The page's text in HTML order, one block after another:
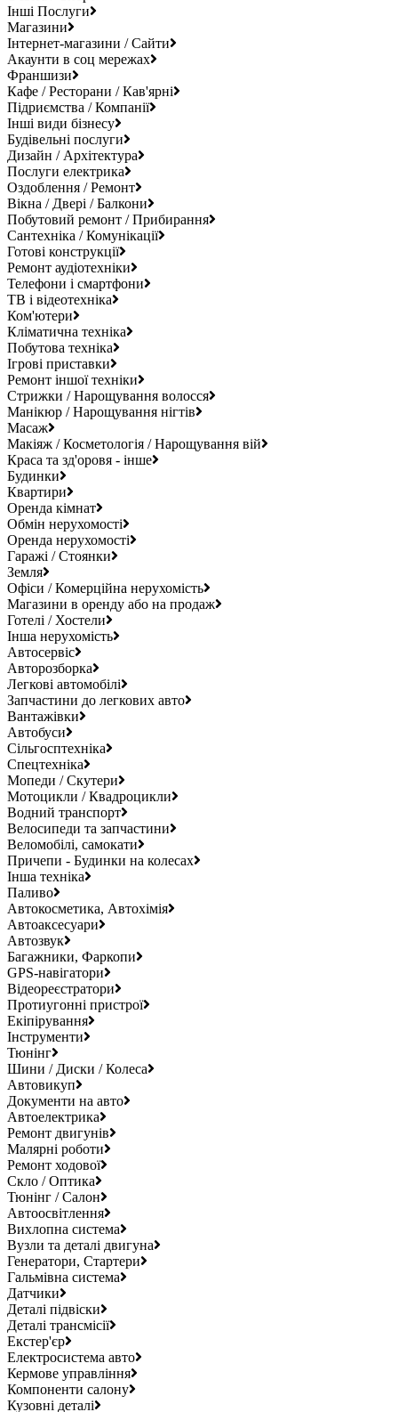
Інші Послуги
Магазини
Інтернет-магазини / Сайти
Акаунти в соц мережах
Франшизи
Кафе / Ресторани / Кав'ярні
Підриємства / Компанії
Інші види бізнесу
Будівельні послуги
Дизайн / Архітектура
Послуги електрика
Оздоблення / Ремонт
Вікна / Двері / Балкони
Побутовий ремонт / Прибирання
Сантехніка / Комунікації
Готові конструкції
Ремонт аудіотехніки
Телефони і смартфони
ТВ і відеотехніка
Ком'ютери
Кліматична техніка
Побутова техніка
Ігрові приставки
Ремонт іншої техніки
Стрижки / Нарощування волосся
Манікюр / Нарощування нігтів
Масаж
Макіяж / Косметологія / Нарощування вій
Краса та зд'оровя - інше
Будинки
Квартири
Оренда кімнат
Обмін нерухомості
Оренда нерухомості
Гаражі / Стоянки
Земля
Офіси / Комерційна нерухомість
Магазини в оренду або на продаж
Готелі / Хостели
Інша нерухомість
Автосервіс
Авторозборка
Легкові автомобілі
Запчастини до легкових авто
Вантажівки
Автобуси
Сільгосптехніка
Спецтехніка
Мопеди / Скутери
Мотоцикли / Квадроцикли
Водний транспорт
Велосипеди та запчастини
Веломобілі, самокати
Причепи - Будинки на колесах
Інша техніка
Паливо
Автокосметика, Автохімія
Автоаксесуари
Автозвук
Багажники, Фаркопи
GPS-навігатори
Відеореєстратори
Протиугонні пристрої
Екіпірування
Інструменти
Тюнінг
Шини / Диски / Колеса
Автовикуп
Документи на авто
Автоелектрика
Ремонт двигунів
Малярні роботи
Ремонт ходової
Скло / Оптика
Тюнінг / Салон
Автоосвітлення
Вихлопна система
Вузли та деталі двигуна
Генератори, Стартери
Гальмівна система
Датчики
Деталі підвіски
Деталі трансмісії
Екстер'єр
Електросистема авто
Кермове управління
Компоненти салону
Кузовні деталі